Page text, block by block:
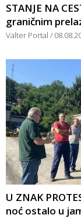
STANJE NA
graničnim
Valter Portal
U ZNAK
noć ostalo u